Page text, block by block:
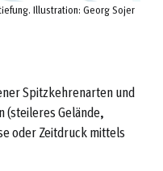
Illustration: Georg Sojer
Spitzkehrenarten und
(steileres Gelände,
oder Zeitdruck mittels